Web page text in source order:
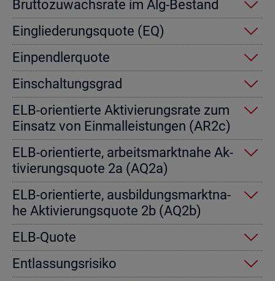
Brut­to­zu­wachs­ra­te im Alg-Be­stand
Ein­glie­de­rungs­quo­te (EQ)
Ein­pend­ler­quo­te
Ein­schal­tungs­grad
ELB-ori­en­tier­te Ak­ti­vie­rungs­ra­te zum
Ein­satz von Einmal­leis­tun­gen (AR2c)
ELB-ori­en­tier­te, ar­beits­markt­na­he Ak­
ti­vie­rungs­quo­te 2a (AQ2a)
ELB-ori­en­tier­te, aus­bil­dungs­markt­na­
he Ak­ti­vie­rungs­quo­te 2b (AQ2b)
ELB-Quote
Ent­las­sungs­ri­si­ko